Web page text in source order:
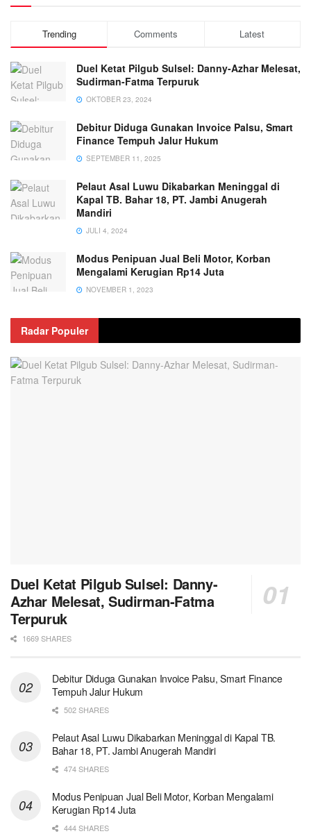
Trending Comments Latest
Duel Ketat Pilgub Sulsel: Danny-Azhar Melesat,
Sudirman-Fatma Terpuruk
OKTOBER 23, 2024
Debitur Diduga Gunakan Invoice Palsu, Smart
Finance Tempuh Jalur Hukum
SEPTEMBER 11, 2025
Pelaut Asal Luwu Dikabarkan Meninggal di
Kapal TB. Bahar 18, PT. Jambi Anugerah
Mandiri
JULI 4, 2024
Modus Penipuan Jual Beli Motor, Korban
Mengalami Kerugian Rp14 Juta
NOVEMBER 1, 2023
Radar Populer
Duel Ketat Pilgub Sulsel: Danny-
Azhar Melesat, Sudirman-Fatma
Terpuruk
1669 SHARES
Debitur Diduga Gunakan Invoice Palsu, Smart Finance
Tempuh Jalur Hukum
502 SHARES
Pelaut Asal Luwu Dikabarkan Meninggal di Kapal TB.
Bahar 18, PT. Jambi Anugerah Mandiri
474 SHARES
Modus Penipuan Jual Beli Motor, Korban Mengalami
Kerugian Rp14 Juta
444 SHARES